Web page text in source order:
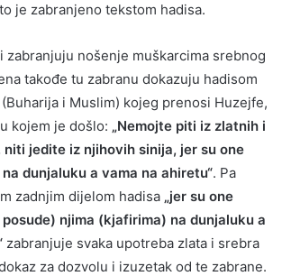
je zabranjeno tekstom hadisa.
zabranjuju nošenje muškarcima srebnog
takođe tu zabranu dokazuju hadisom
i Muslim) kojeg prenosi Huzejfe,
kojem je došlo: „Nemojte piti iz zlatnih i
niti jedite iz njihovih sinija, jer su one
dunjaluku a vama na ahiretu“. Pa
zadnjim dijelom hadisa „jer su one
njima (kjafirima) na dunjaluku a
zabranjuje svaka upotreba zlata i srebra
za dozvolu i izuzetak od te zabrane.